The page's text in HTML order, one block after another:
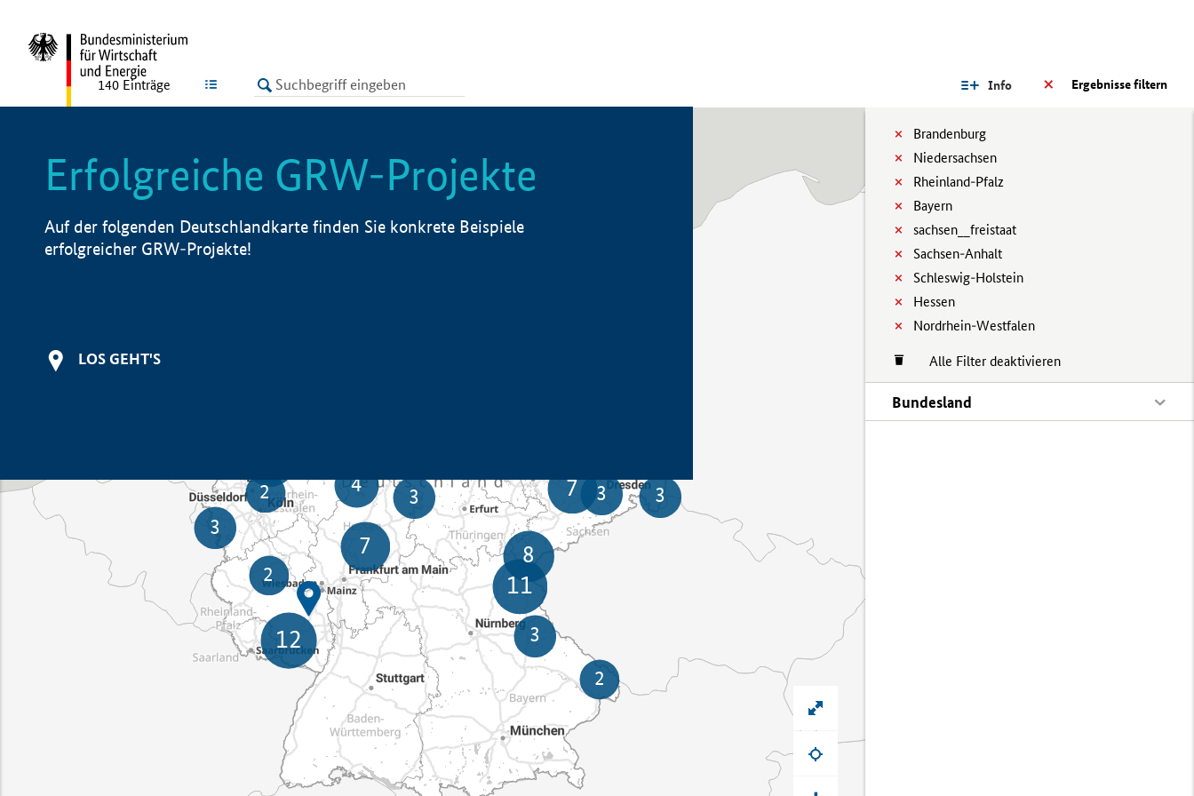
LISTE Ergebnisse filtern
Info
Brandenburg
Niedersachsen
Rheinland-Pfalz
Bayern
sachsen__freistaat
Sachsen-Anhalt
Schleswig-Holstein
Hessen
Nordrhein-Westfalen
Alle Filter deaktivieren
Bundesland
140 Einträge
Erfolgreiche GRW-Projekte
Auf der folgenden Deutschlandkarte finden Sie konkrete Beispiele
erfolgreicher GRW-Projekte!
LOS GEHT'S